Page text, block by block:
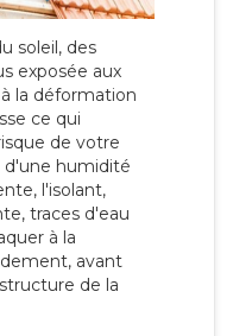
soleil, des
exposée aux
la déformation
ce qui
de votre
d'une humidité
l'isolant,
traces d'eau
à la
avant
de la